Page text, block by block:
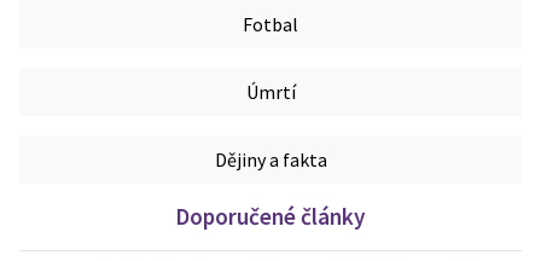
Fotbal
Úmrtí
Dějiny a fakta
Doporučené články